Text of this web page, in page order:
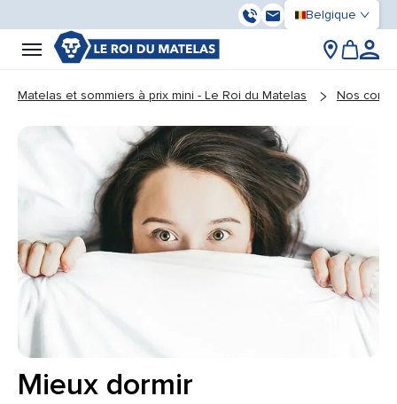
03 59 55 37 13
Contactez-nous
Belgique
Matelas et sommiers à prix mini - Le Roi du Matelas Nos
Mieux dormir